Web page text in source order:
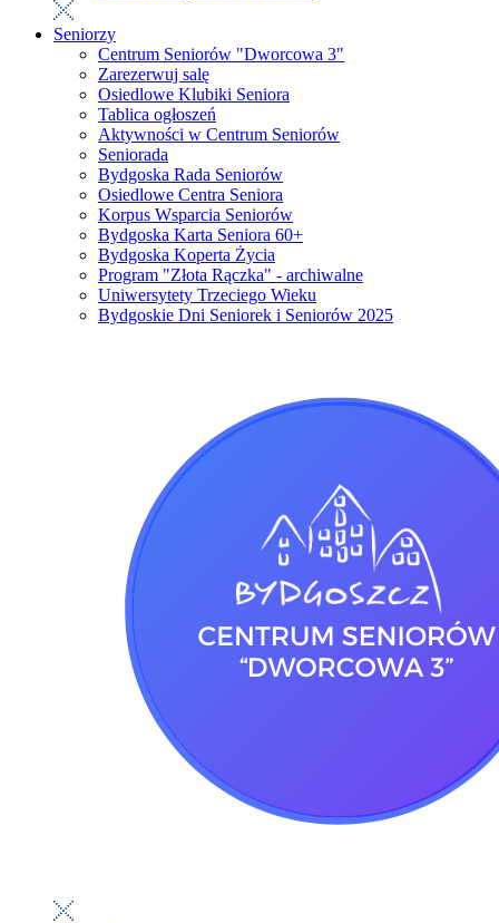
Seniorzy
Centrum Seniorów "Dworcowa 3"
Zarezerwuj salę
Osiedlowe Klubiki Seniora
Tablica ogłoszeń
Aktywności w Centrum Seniorów
Seniorada
Bydgoska Rada Seniorów
Osiedlowe Centra Seniora
Korpus Wsparcia Seniorów
Bydgoska Karta Seniora 60+
Bydgoska Koperta Życia
Program "Złota Rączka" - archiwalne
Uniwersytety Trzeciego Wieku
Bydgoskie Dni Seniorek i Seniorów 2025